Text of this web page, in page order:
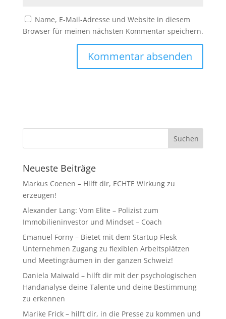
Name, E-Mail-Adresse und Website in diesem
Browser für meinen nächsten Kommentar speichern.
Neueste Beiträge
Markus Coenen – Hilft dir, ECHTE Wirkung zu
erzeugen!
Alexander Lang: Vom Elite – Polizist zum
Immobilieninvestor und Mindset – Coach
Emanuel Forny – Bietet mit dem Startup Flesk
Unternehmen Zugang zu flexiblen Arbeitsplätzen
und Meetingräumen in der ganzen Schweiz!
Daniela Maiwald – hilft dir mit der psychologischen
Handanalyse deine Talente und deine Bestimmung
zu erkennen
Marike Frick – hilft dir, in die Presse zu kommen und